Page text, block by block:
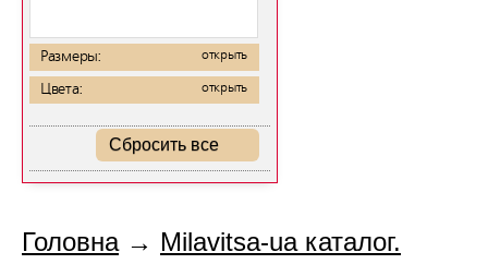
Размеры: открыть
Цвета: открыть
Сбросить все
Головна→ Milavitsa-ua каталог.